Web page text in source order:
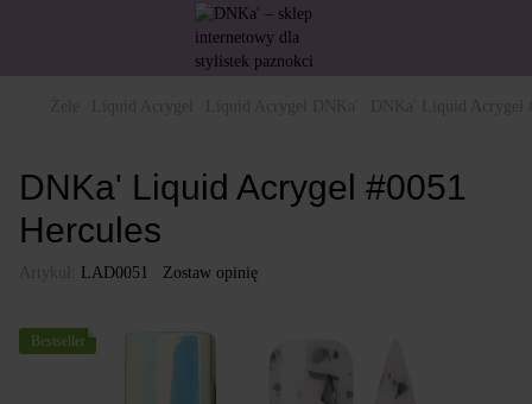
DNKa' Liquid Acrygel #0051
Hercules
LAD0051 Zostaw opinię
Bestseller